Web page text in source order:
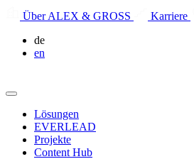
Über ALEX & GROSS Karriere
de
en
Lösungen
EVERLEAD
Projekte
Content Hub